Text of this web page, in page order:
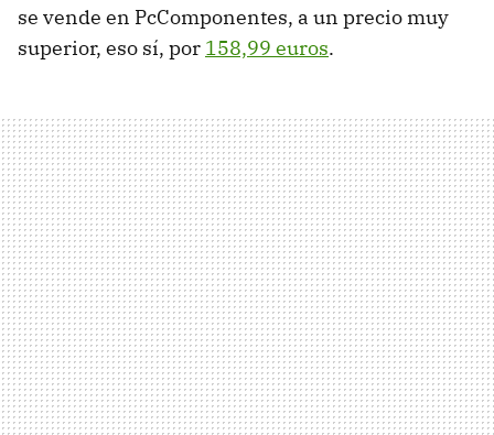
se vende en PcComponentes, a un precio muy
superior, eso sí, por 158,99 euros.